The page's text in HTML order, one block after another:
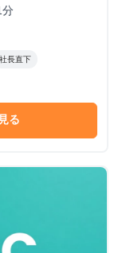
分
社長直下
る